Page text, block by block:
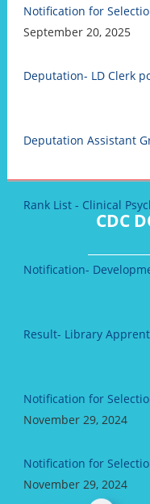
Notification for
September 20, 2025
Deputation- LD Clerk
Deputation Assistant
Rank List - Clinical
Notification-
Result- Library
Notification for
November 29, 2024
Notification for
November 29, 2024
CDC